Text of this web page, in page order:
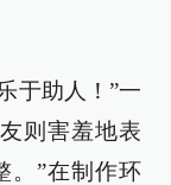
于助人！”一
则害羞地表
。”在制作环